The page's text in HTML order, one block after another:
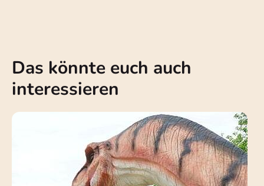
Das könnte euch auch
interessieren